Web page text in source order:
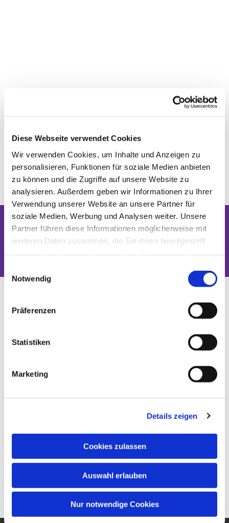
Diese Webseite verwendet Cookies
Wir verwenden Cookies, um Inhalte und Anzeigen zu
personalisieren, Funktionen für soziale Medien anbieten
zu können und die Zugriffe auf unsere Website zu
analysieren. Außerdem geben wir Informationen zu Ihrer
Verwendung unserer Website an unsere Partner für
soziale Medien, Werbung und Analysen weiter. Unsere
Partner führen diese Informationen möglicherweise mit
weiteren Daten zusammen, die Sie ihnen bereitgestellt
Notwendig
Präferenzen
Statistiken
Marketing
Details zeigen
Cookies zulassen
Auswahl erlauben
Nur notwendige Cookies
Dies könnte Sie auch interessieren